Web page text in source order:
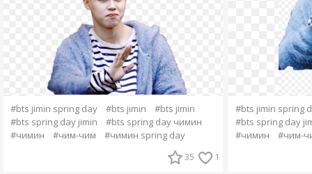
#bts jimin spring day #bts jimin
#bts jimin
#bts spring day jimin
#bts spring day чимин
#чимин
#чим-чим #чимин spring day
35 1
#bts jimin spring
#bts spring day
#чимин
#чим-